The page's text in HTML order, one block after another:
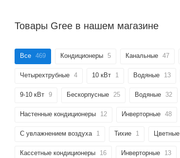
Товары Gree в нашем магазине
Все 469 Кондиционеры 5 Канальные 47
Четырехтрубные 4 10 кВт 1 Водяные 13
9-10 кВт 9 Бескорпусные 25 Водяные 32
Настенные кондиционеры 12 Инверторные 48
С увлажнением воздуха 1 Тихие 1 Цветные
Кассетные кондиционеры 16 Инверторные 13